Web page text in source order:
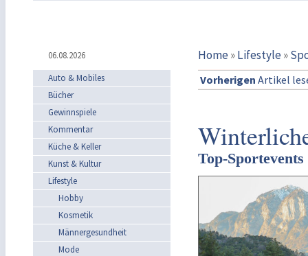
06.08.2026 Home»Lifestyle»
Auto & Mobiles
Bücher
Gewinnspiele
Kommentar
Küche & Keller
Kunst & Kultur
Lifestyle
Hobby
Kosmetik
Männergesundheit
Mode
Vorherigen Artikel
Top-